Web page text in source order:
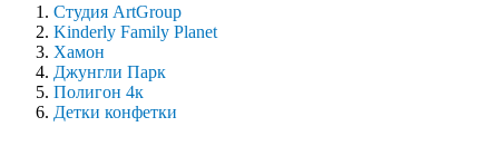
Студия ArtGroup
Kinderly Family Planet
Хамон
Джунгли Парк
Полигон 4к
Детки конфетки